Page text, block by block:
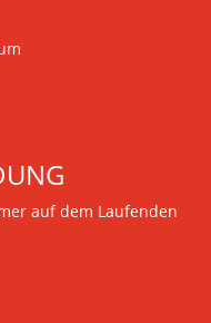
auf dem Laufenden